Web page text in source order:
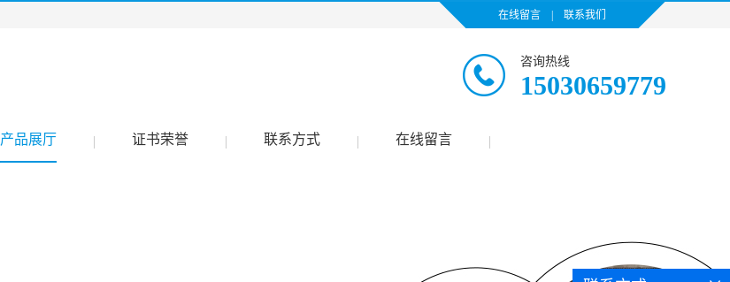
在线留言 联系我们
咨询热线
15030659779
产品展厅 证书荣誉 联系方式 在线留言